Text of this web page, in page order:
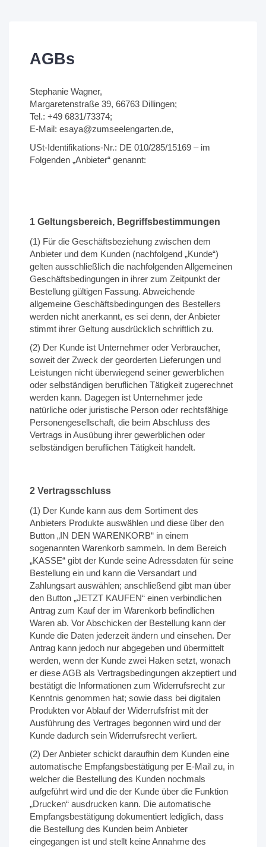
AGBs
Stephanie Wagner,
Margaretenstraße 39, 66763 Dillingen;
Tel.: +49 6831/73374;
E-Mail: esaya@zumseelengarten.de,
USt-Identifikations-Nr.: DE 010/285/15169 – im
Folgenden „Anbieter“ genannt:
1 Geltungsbereich, Begriffsbestimmungen
(1) Für die Geschäftsbeziehung zwischen dem
Anbieter und dem Kunden (nachfolgend „Kunde“)
gelten ausschließlich die nachfolgenden Allgemeinen
Geschäftsbedingungen in ihrer zum Zeitpunkt der
Bestellung gültigen Fassung. Abweichende
allgemeine Geschäftsbedingungen des Bestellers
werden nicht anerkannt, es sei denn, der Anbieter
stimmt ihrer Geltung ausdrücklich schriftlich zu.
(2) Der Kunde ist Unternehmer oder Verbraucher,
soweit der Zweck der georderten Lieferungen und
Leistungen nicht überwiegend seiner gewerblichen
oder selbständigen beruflichen Tätigkeit zugerechnet
werden kann. Dagegen ist Unternehmer jede
natürliche oder juristische Person oder rechtsfähige
Personengesellschaft, die beim Abschluss des
Vertrags in Ausübung ihrer gewerblichen oder
selbständigen beruflichen Tätigkeit handelt.
2 Vertragsschluss
(1) Der Kunde kann aus dem Sortiment des
Anbieters Produkte auswählen und diese über den
Button „IN DEN WARENKORB“ in einem
sogenannten Warenkorb sammeln. In dem Bereich
„KASSE“ gibt der Kunde seine Adressdaten für seine
Bestellung ein und kann die Versandart und
Zahlungsart auswählen; anschließend gibt man über
den Button „JETZT KAUFEN“ einen verbindlichen
Antrag zum Kauf der im Warenkorb befindlichen
Waren ab. Vor Abschicken der Bestellung kann der
Kunde die Daten jederzeit ändern und einsehen. Der
Antrag kann jedoch nur abgegeben und übermittelt
werden, wenn der Kunde zwei Haken setzt, wonach
er diese AGB als Vertragsbedingungen akzeptiert und
bestätigt die Informationen zum Widerrufsrecht zur
Kenntnis genommen hat; sowie dass bei digitalen
Produkten vor Ablauf der Widerrufsfrist mit der
Ausführung des Vertrages begonnen wird und der
Kunde dadurch sein Widerrufsrecht verliert.
(2) Der Anbieter schickt daraufhin dem Kunden eine
automatische Empfangsbestätigung per E-Mail zu, in
welcher die Bestellung des Kunden nochmals
aufgeführt wird und die der Kunde über die Funktion
„Drucken“ ausdrucken kann. Die automatische
Empfangsbestätigung dokumentiert lediglich, dass
die Bestellung des Kunden beim Anbieter
eingegangen ist und stellt keine Annahme des